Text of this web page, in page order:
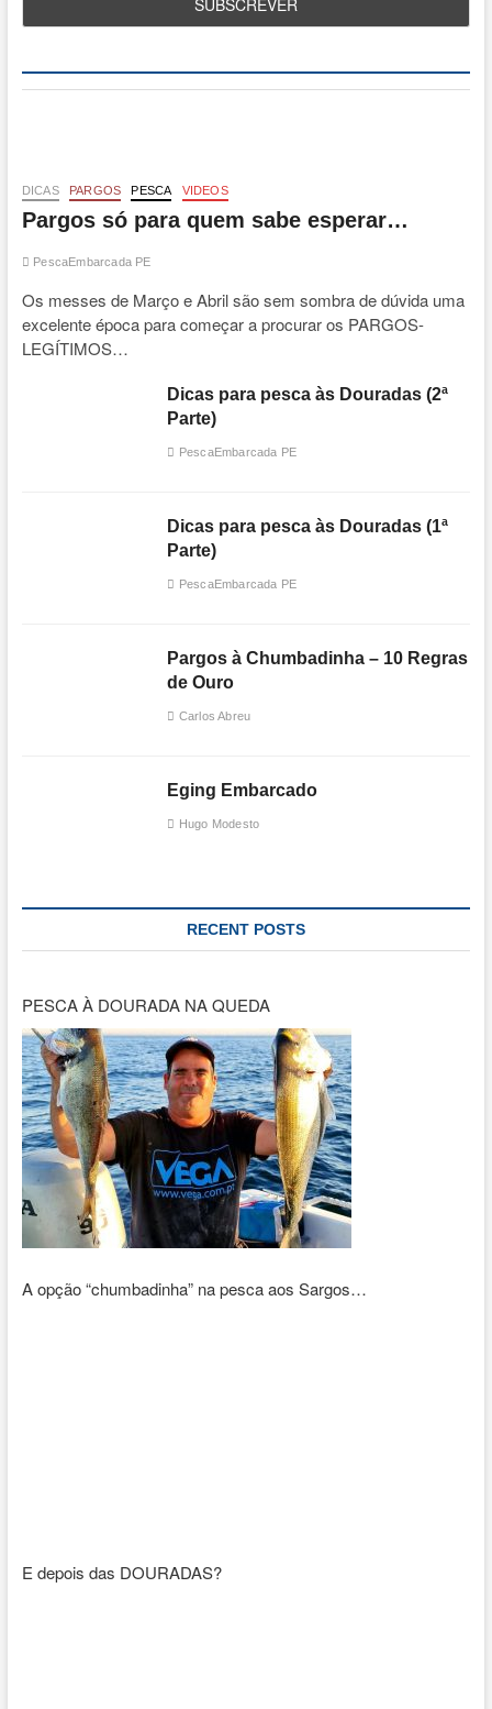
DICAS PARGOS PESCA VIDEOS
Pargos só para quem sabe esperar…
PescaEmbarcada PE
Os messes de Março e Abril são sem sombra de dúvida uma
excelente época para começar a procurar os PARGOS-
LEGÍTIMOS…
Dicas para pesca às Douradas (2ª
Parte)
PescaEmbarcada PE
Dicas para pesca às Douradas (1ª
Parte)
PescaEmbarcada PE
Pargos à Chumbadinha – 10 Regras
de Ouro
Carlos Abreu
Eging Embarcado
Hugo Modesto
RECENT POSTS
PESCA À DOURADA NA QUEDA
A opção “chumbadinha” na pesca aos Sargos…
E depois das DOURADAS?